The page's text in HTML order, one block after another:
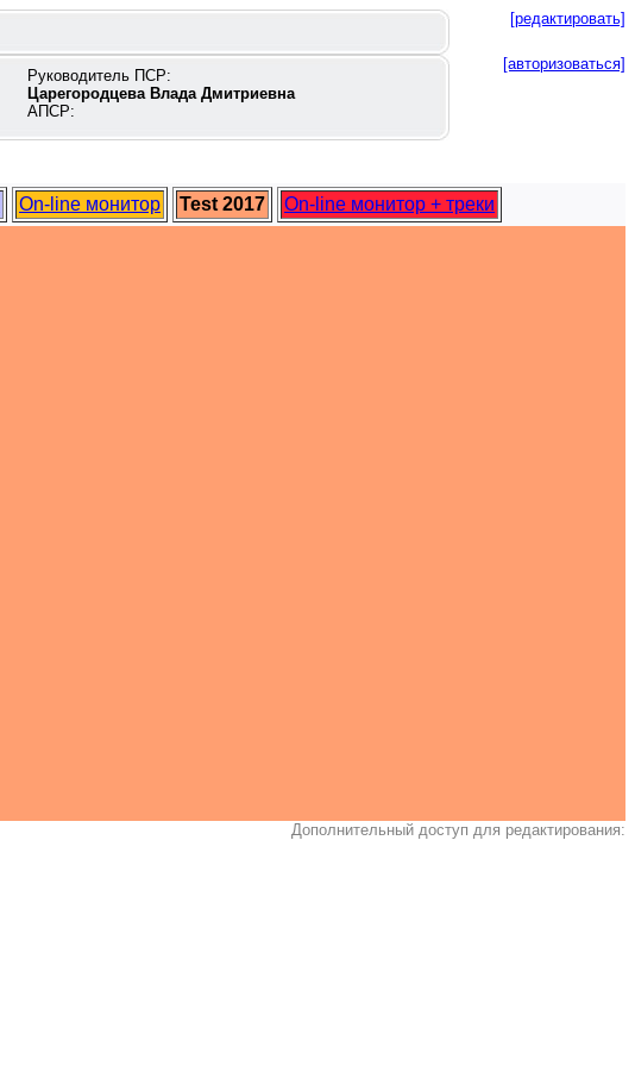
[редактировать]
Руководитель ПСР:
Царегородцева Влада Дмитриевна
АПСР:
[авторизоваться]
On-line монитор Test 2017 On-line монитор + треки
Дополнительный доступ для редактирования: